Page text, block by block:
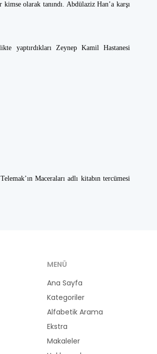
olarak tanındı. Abdülaziz Han’a karşı
yaptırdıkları Zeynep Kamil Hastanesi
Maceraları adlı kitabın tercümesi
MENÜ
Ana Sayfa
Kategoriler
Alfabetik Arama
Ekstra
Makaleler